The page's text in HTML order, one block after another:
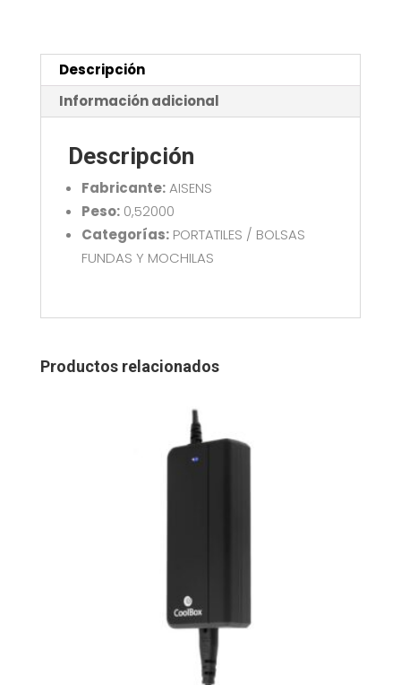
cantidad
Descripción
Información adicional
Descripción
Fabricante:AISENS
Peso:0,52000
Categorías:PORTATILES / BOLSAS
FUNDAS Y MOCHILAS
Productos relacionados